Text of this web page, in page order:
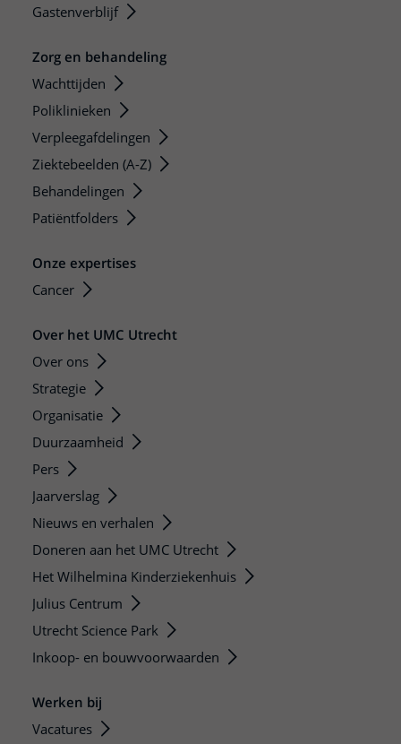
Gastenverblijf
Zorg en behandeling
Wachttijden
Poliklinieken
Verpleegafdelingen
Ziektebeelden (A-Z)
Behandelingen
Patiëntfolders
Onze expertises
Cancer
Over het UMC Utrecht
Over ons
Strategie
Organisatie
Duurzaamheid
Pers
Jaarverslag
Nieuws en verhalen
Doneren aan het UMC Utrecht
Het Wilhelmina Kinderziekenhuis
Julius Centrum
Utrecht Science Park
Inkoop- en bouwvoorwaarden
Werken bij
Vacatures